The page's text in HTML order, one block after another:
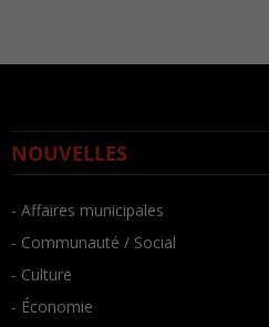
NOUVELLES
- Affaires municipales
- Communauté / Social
- Culture
- Économie